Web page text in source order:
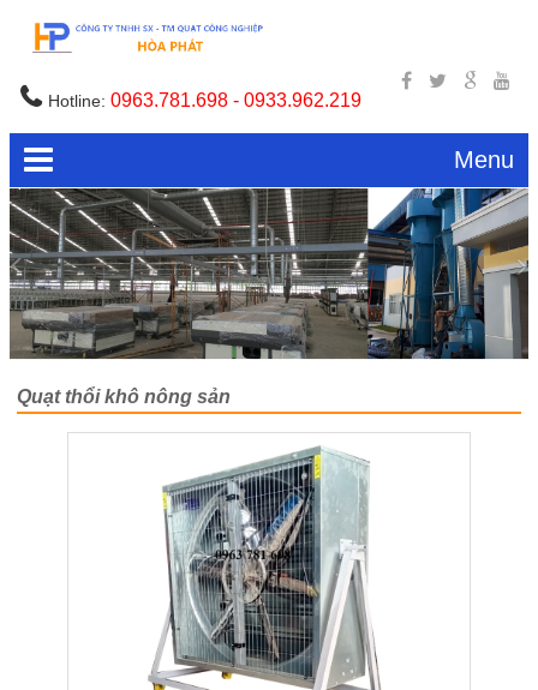
Hotline:0963.781.698 - 0933.962.219
Menu
Quạt thổi khô nông sản